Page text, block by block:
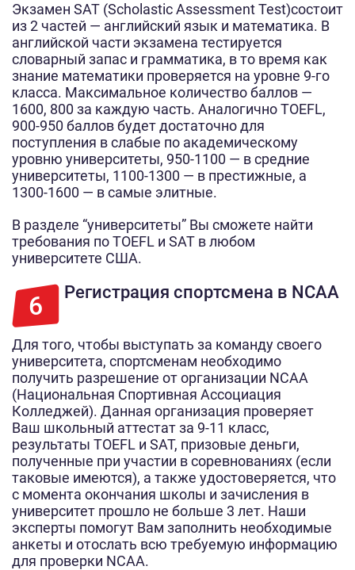
Экзамен SAT (Scholastic Assessment Test)состоит
из 2 частей — английский язык и математика. В
английской части экзамена тестируется
словарный запас и грамматика, в то время как
знание математики проверяется на уровне 9-го
класса. Максимальное количество баллов —
1600, 800 за каждую часть. Аналогично TOEFL,
900-950 баллов будет достаточно для
поступления в слабые по академическому
уровню университеты, 950-1100 — в средние
университеты, 1100-1300 — в престижные, а
1300-1600 — в самые элитные.
В разделе “университеты” Вы сможете найти
требования по TOEFL и SAT в любом
университете США.
Регистрация спортсмена в NCAA
6
Для того, чтобы выступать за команду своего
университета, спортсменам необходимо
получить разрешение от организации NCAA
(Национальная Спортивная Ассоциация
Колледжей). Данная организация проверяет
Ваш школьный аттестат за 9-11 класс,
результаты TOEFL и SAT, призовые деньги,
полученные при участии в соревнованиях (если
таковые имеются), а также удостоверяется, что
с момента окончания школы и зачисления в
университет прошло не больше 3 лет. Наши
эксперты помогут Вам заполнить необходимые
анкеты и отослать всю требуемую информацию
для проверки NCAA.